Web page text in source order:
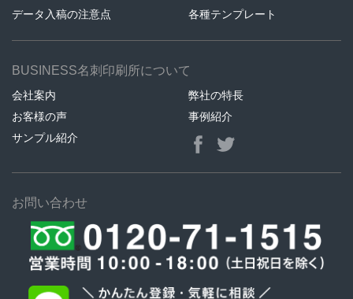
データ入稿の注意点 各種テンプレート
BUSINESS名刺印刷所について
会社案内
弊社の特長
お客様の声
事例紹介
サンプル紹介
お問い合わせ